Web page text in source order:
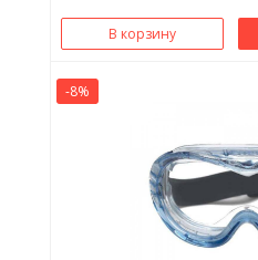
В корзину
-8%